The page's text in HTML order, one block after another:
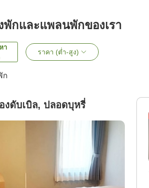
พักและแพลนพักของเรา
า
ราคา (ต่ำ-สูง)
ก
งดับเบิล, ปลอดบุหรี่